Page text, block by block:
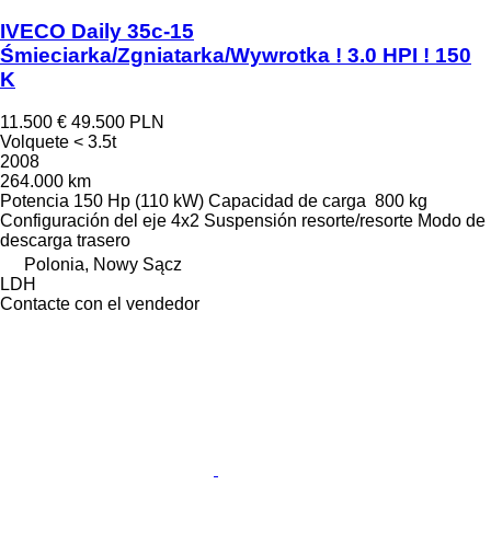
IVECO Daily 35c-15
Śmieciarka/Zgniatarka/Wywrotka ! 3.0 HPI ! 150
K
11.500 € 49.500 PLN
Volquete < 3.5t
2008
264.000 km
Potencia 150 Hp (110 kW) Capacidad de carga 800 kg
Configuración del eje 4x2 Suspensión resorte/resorte Modo de
descarga trasero
Polonia, Nowy Sącz
LDH
Contacte con el vendedor